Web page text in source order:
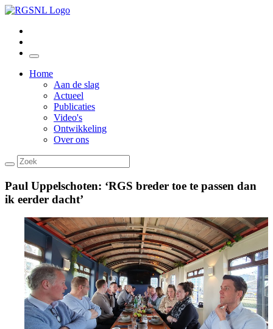
Home
Aan de slag
Actueel
Publicaties
Video's
Ontwikkeling
Over ons
Paul Uppelschoten: ‘RGS breder toe te passen dan
ik eerder dacht’